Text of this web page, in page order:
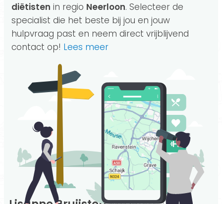
diëtisten in regio Neerloon. Selecteer de
specialist die het beste bij jou en jouw
hulpvraag past en neem direct vrijblijvend
contact op! Lees meer